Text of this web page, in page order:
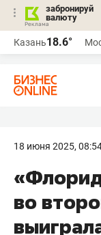
забронируй
валюту
Казань18.6°
18 июня 2025,
во